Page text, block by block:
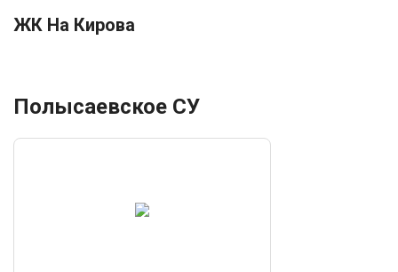
ЖК На Кирова
Полысаевское СУ